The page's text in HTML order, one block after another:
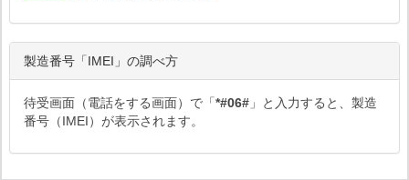
製造番号「IMEI」の調べ方
待受画面（電話をする画面）で「*#06# 」と入力すると、製造
番号（IMEI）が表示されます。